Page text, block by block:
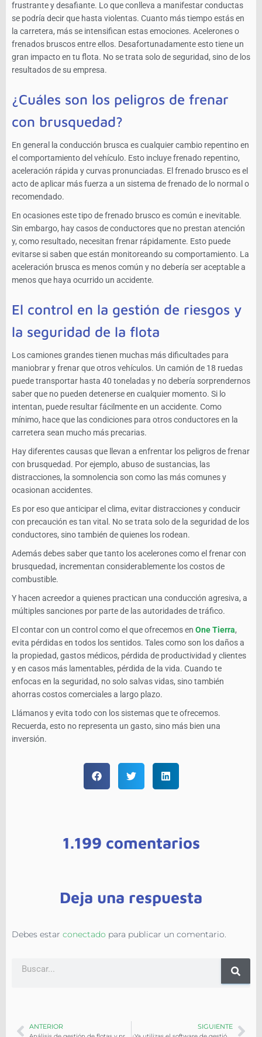
frustrante y desafiante. Lo que conlleva a manifestar conductas
se podría decir que hasta violentas. Cuanto más tiempo estás en
la carretera, más se intensifican estas emociones. Acelerones o
frenados bruscos entre ellos. Desafortunadamente esto tiene un
gran impacto en tu flota. No se trata solo de seguridad, sino de los
resultados de su empresa.
¿Cuáles son los peligros de frenar
con brusquedad?
En general la conducción brusca es cualquier cambio repentino en
el comportamiento del vehículo. Esto incluye frenado repentino,
aceleración rápida y curvas pronunciadas. El frenado brusco es el
acto de aplicar más fuerza a un sistema de frenado de lo normal o
recomendado.
En ocasiones este tipo de frenado brusco es común e inevitable.
Sin embargo, hay casos de conductores que no prestan atención
y, como resultado, necesitan frenar rápidamente. Esto puede
evitarse si saben que están monitoreando su comportamiento. La
aceleración brusca es menos común y no debería ser aceptable a
menos que haya ocurrido un accidente.
El control en la gestión de riesgos y
la seguridad de la flota
Los camiones grandes tienen muchas más dificultades para
maniobrar y frenar que otros vehículos. Un camión de 18 ruedas
puede transportar hasta 40 toneladas y no debería sorprendernos
saber que no pueden detenerse en cualquier momento. Si lo
intentan, puede resultar fácilmente en un accidente. Como
mínimo, hace que las condiciones para otros conductores en la
carretera sean mucho más precarias.
Hay diferentes causas que llevan a enfrentar los peligros de frenar
con brusquedad. Por ejemplo, abuso de sustancias, las
distracciones, la somnolencia son como las más comunes y
ocasionan accidentes.
Es por eso que anticipar el clima, evitar distracciones y conducir
con precaución es tan vital. No se trata solo de la seguridad de los
conductores, sino también de quienes los rodean.
Además debes saber que tanto los acelerones como el frenar con
brusquedad, incrementan considerablemente los costos de
combustible.
Y hacen acreedor a quienes practican una conducción agresiva, a
múltiples sanciones por parte de las autoridades de tráfico.
El contar con un control como el que ofrecemos en One Tierra,
evita pérdidas en todos los sentidos. Tales como son los daños a
la propiedad, gastos médicos, pérdida de productividad y clientes
y en casos más lamentables, pérdida de la vida. Cuando te
enfocas en la seguridad, no solo salvas vidas, sino también
ahorras costos comerciales a largo plazo.
Llámanos y evita todo con los sistemas que te ofrecemos.
Recuerda, esto no representa un gasto, sino más bien una
inversión.
1.199 comentarios
Deja una respuesta
Debes estar conectado para publicar un comentario.
ANTERIOR SIGUIENTE